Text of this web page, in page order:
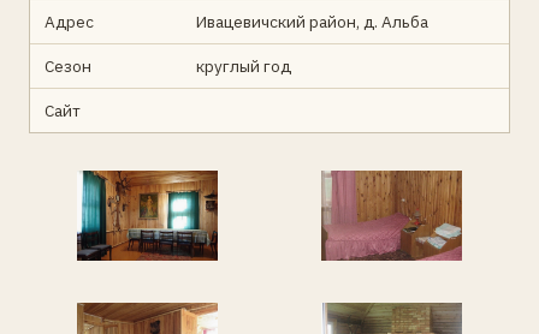
Адрес Ивацевичский район, д. Альба
Сезон круглый год
Сайт